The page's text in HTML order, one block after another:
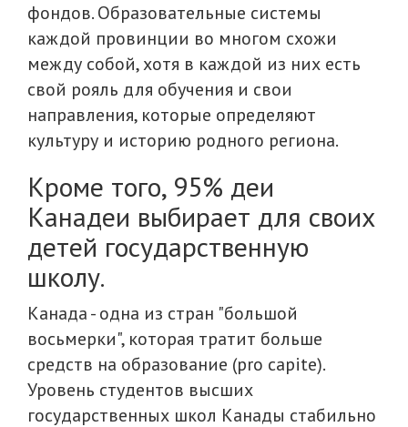
фондов. Образовательные системы
каждой провинции во многом схожи
между собой, хотя в каждой из них есть
свой рояль для обучения и свои
направления, которые определяют
культуру и историю родного региона.
Кроме того, 95% деи
Канадеи выбирает для своих
детей государственную
школу.
Канада - одна из стран "большой
восьмерки", которая тратит больше
средств на образование (pro capite).
Уровень студентов высших
государственных школ Канады стабильно